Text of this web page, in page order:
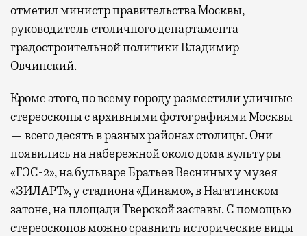
отметил министр правительства Москвы,
руководитель столичного департамента
градостроительной политики Владимир
Овчинский.
Кроме этого, по всему городу разместили уличные
стереоскопы с архивными фотографиями Москвы
— всего десять в разных районах столицы. Они
появились на набережной около дома культуры
«ГЭС-2», на бульваре Братьев Весниных у музея
«ЗИЛАРТ», у стадиона «Динамо», в Нагатинском
затоне, на площади Тверской заставы. С помощью
стереоскопов можно сравнить исторические виды